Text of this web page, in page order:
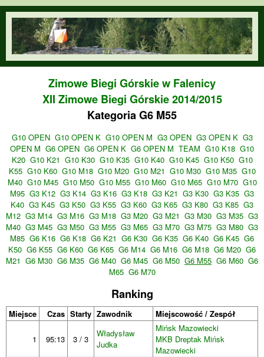
Przejdź do treści
orienteering.waw.pl
Zimowe Biegi Górskie w Falenicy
XII Zimowe Biegi Górskie 2014/2015
Kategoria G6 M55
G10 OPEN G10 OPEN K G10 OPEN M G3 OPEN G3 OPEN K G3
OPEN M G6 OPEN G6 OPEN K G6 OPEN M TEAM G10 K18 G10
K20 G10 K21 G10 K30 G10 K35 G10 K40 G10 K45 G10 K50 G10
K55 G10 K60 G10 M18 G10 M20 G10 M21 G10 M30 G10 M35 G10
M40 G10 M45 G10 M50 G10 M55 G10 M60 G10 M65 G10 M70 G10
M95 G3 K12 G3 K14 G3 K16 G3 K18 G3 K21 G3 K30 G3 K35 G3
K40 G3 K45 G3 K50 G3 K55 G3 K60 G3 K65 G3 K80 G3 K85 G3
M12 G3 M14 G3 M16 G3 M18 G3 M20 G3 M21 G3 M30 G3 M35 G3
M40 G3 M45 G3 M50 G3 M55 G3 M65 G3 M70 G3 M75 G3 M80 G3
M85 G6 K16 G6 K18 G6 K21 G6 K30 G6 K35 G6 K40 G6 K45 G6
K50 G6 K55 G6 K60 G6 K65 G6 M14 G6 M16 G6 M18 G6 M20 G6
M21 G6 M30 G6 M35 G6 M40 G6 M45 G6 M50 G6 M55 G6 M60 G6
M65 G6 M70
Ranking
Miejsce Czas Starty Zawodnik Miejscowość / Zespół
1 95:13 3 / 3
Władysław
Judka
Mińsk Mazowiecki
MKB Dreptak Mińsk
Mazowiecki